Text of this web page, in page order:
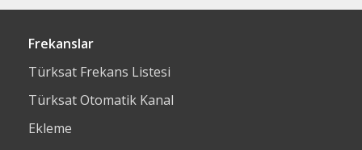
Frekanslar
Türksat Frekans Listesi
Türksat Otomatik Kanal
Ekleme